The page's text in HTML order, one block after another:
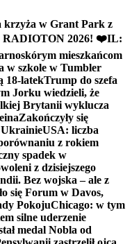
krzyża w Grant Park z
2026! ❤️IL:
mieszkańcom
w szkole w Tumbler
18-latekTrump do szefa
Jorku wiedzieli, że
Brytanii wyklucza
Zakończyły się
USA: liczba
z rokiem
spadek w
z dzisiejszego
Bez wojska – ale z
się Forum w Davos,
PokojuChicago: w tym
silne uderzenie
medal Nobla od